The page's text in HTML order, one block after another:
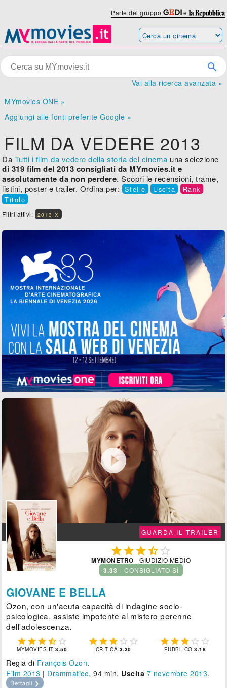
Parte del gruppo e
Vai alla ricerca avanzata »
MYmovies ONE »
Aggiungi alle fonti preferite Google »
FILM DA VEDERE 2013
Da Tutti i film da vedere della storia del cinema una selezione
di 319 film del 2013 consigliati da MYmovies.it e
assolutamente da non perdere. Scopri le recensioni, trame,
listini, poster e trailer. Ordina per: Stelle Uscita
Rank
Titolo
Filtri attivi: 2013 X

GUARDA IL TRAILER
 
MYMONETRO - GIUDIZIO MEDIO
3.33 - CONSIGLIATO SÌ
GIOVANE E BELLA
Ozon, con un'acuta capacità di indagine socio-
psicologica, assiste impotente al mistero perenne
dell'adolescenza.
    
MYMOVIES.IT3.50
    
CRITICA 3.30
    
PUBBLICO3.18
Regia di François Ozon.
Film 2013 | Drammatico, 94 min. Uscita 7 novembre 2013.
Dettagli ❯